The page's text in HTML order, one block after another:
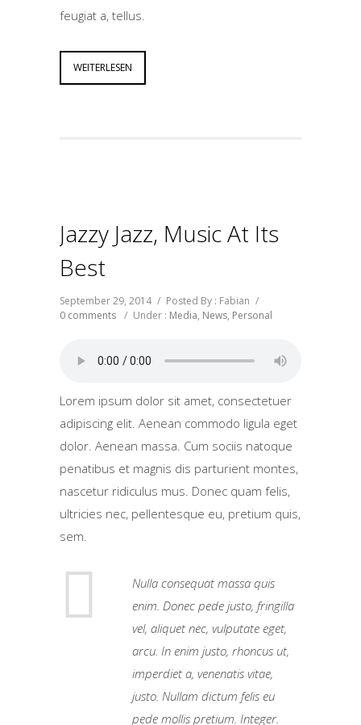
feugiat a, tellus.
WEITERLESEN
Jazzy Jazz, Music At Its
Best
September 29, 2014 / Posted By : Fabian /
0 comments / Under : Media, News, Personal
Lorem ipsum dolor sit amet, consectetuer
adipiscing elit. Aenean commodo ligula eget
dolor. Aenean massa. Cum sociis natoque
penatibus et magnis dis parturient montes,
nascetur ridiculus mus. Donec quam felis,
ultricies nec, pellentesque eu, pretium quis,
sem.
Nulla consequat massa quis
enim. Donec pede justo, fringilla
vel, aliquet nec, vulputate eget,
arcu. In enim justo, rhoncus ut,
imperdiet a, venenatis vitae,
justo. Nullam dictum felis eu
pede mollis pretium. Integer.